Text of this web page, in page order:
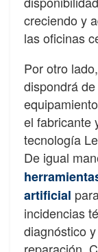
creciendo y
las oficinas
Por otro
dispondrá
el fabricante
tecnología
De igual
artificial
incidencias
diagnóstico
reparación.